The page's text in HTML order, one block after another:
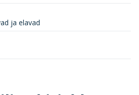
ja elavad